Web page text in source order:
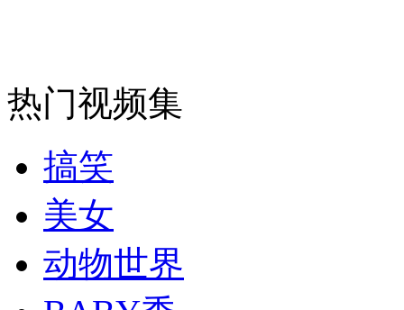
走！跟着总书记去植树
消防员救轻生者
热门视频集
搞笑
美女
动物世界